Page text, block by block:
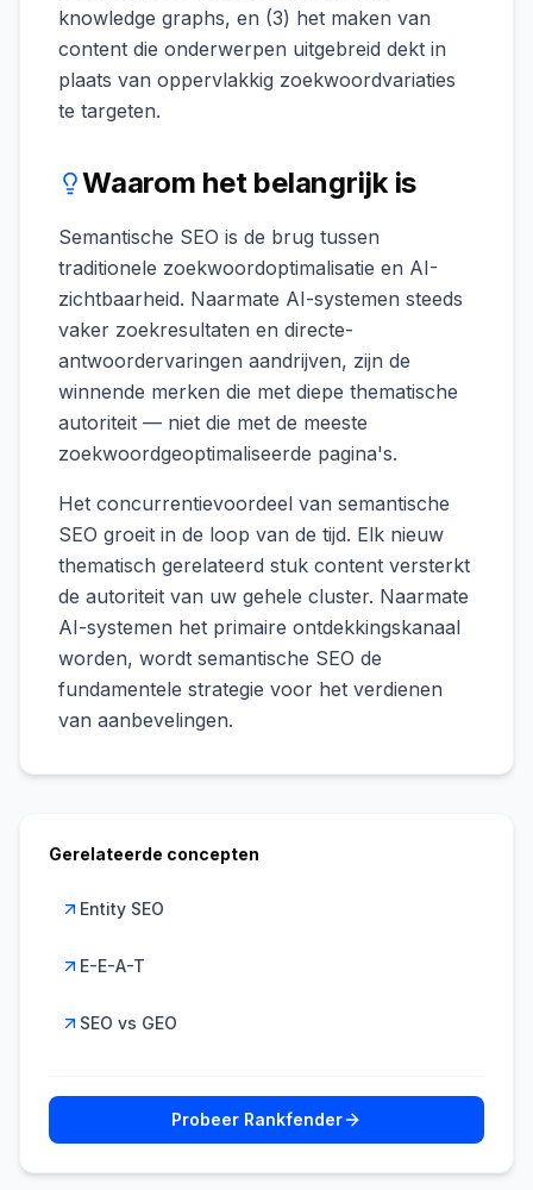
knowledge graphs, en (3) het maken van
content die onderwerpen uitgebreid dekt in
plaats van oppervlakkig zoekwoordvariaties
te targeten.
Waarom het belangrijk is
Semantische SEO is de brug tussen
traditionele zoekwoordoptimalisatie en AI-
zichtbaarheid. Naarmate AI-systemen steeds
vaker zoekresultaten en directe-
antwoordervaringen aandrijven, zijn de
winnende merken die met diepe thematische
autoriteit — niet die met de meeste
zoekwoordgeoptimaliseerde pagina's.
Het concurrentievoordeel van semantische
SEO groeit in de loop van de tijd. Elk nieuw
thematisch gerelateerd stuk content versterkt
de autoriteit van uw gehele cluster. Naarmate
AI-systemen het primaire ontdekkingskanaal
worden, wordt semantische SEO de
fundamentele strategie voor het verdienen
van aanbevelingen.
Gerelateerde concepten
Entity SEO
E-E-A-T
SEO vs GEO
Probeer Rankfender